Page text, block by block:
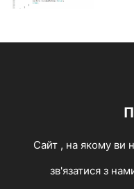
Cайт , на якому ви
зв'язатися з